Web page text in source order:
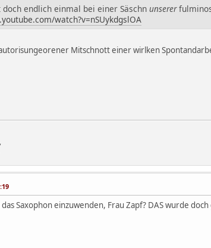
endlich einmal bei einer Säschn unserer
watch?v=nSUykdgslOA
Mitschnott einer wirlken
Saxophon einzuwenden, Frau Zapf? DAS wurde